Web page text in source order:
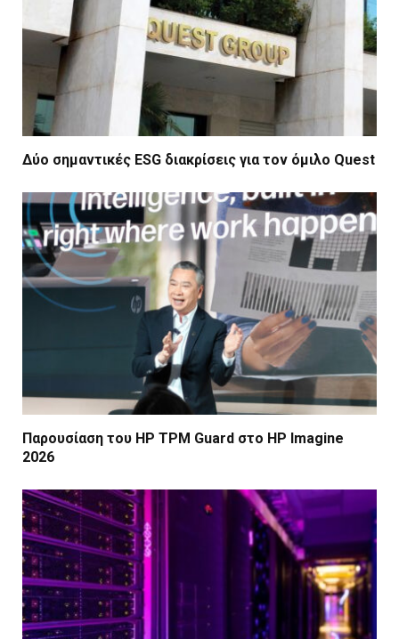
Δύο σημαντικές ESG διακρίσεις για τον όμιλο Quest
Παρουσίαση του HP TPM Guard στο HP Imagine
2026